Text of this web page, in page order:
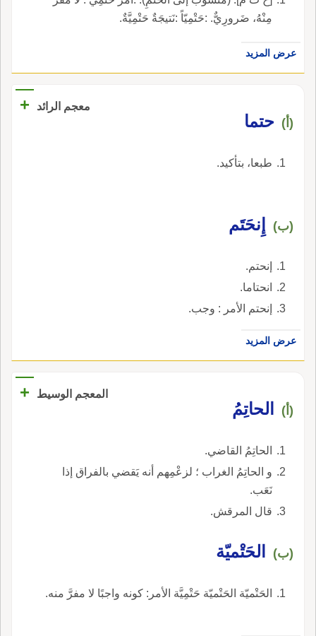
مِنْهُ، ضَرورِيٌّ. :حَتْمِيّاً :نَتيجَةٌ حَتْمِيَّةٌ.
عرض المزيد
معجم الرائد +
(أ) حتما
طبعا، بتأكيد.
(ب) إِنحَتَم
إنحتم.
انحتاما.
إنحتم الأمر : وجب.
عرض المزيد
المعجم الوسيط +
(أ) الحاتِمُ
الحاتِمُ القاضي.
و الحاتِمُ الغراب ؛ لزعْمِهم أنه يَقضي بالفراق إذا
نَعَب.
قال المرقش.
(ب) الحَتْميّة
الحَتْميّة الحَتْميّة حَتْمِيَّة الأمر: كونه واجبًا لا مفرَّ منه.